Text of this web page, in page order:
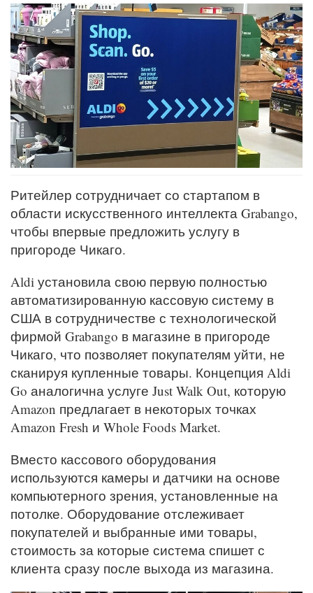
Ритейлер сотрудничает со стартапом в
области искусственного интеллекта Grabango,
чтобы впервые предложить услугу в
пригороде Чикаго.
Aldi установила свою первую полностью
автоматизированную кассовую систему в
США в сотрудничестве с технологической
фирмой Grabango в магазине в пригороде
Чикаго, что позволяет покупателям уйти, не
сканируя купленные товары. Концепция Aldi
Go аналогична услуге Just Walk Out, которую
Amazon предлагает в некоторых точках
Amazon Fresh и Whole Foods Market.
Вместо кассового оборудования
используются камеры и датчики на основе
компьютерного зрения, установленные на
потолке. Оборудование отслеживает
покупателей и выбранные ими товары,
стоимость за которые система спишет с
клиента сразу после выхода из магазина.